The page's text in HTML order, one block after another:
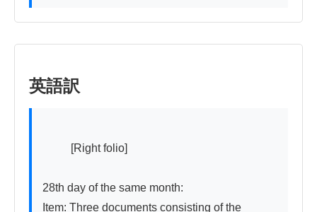
英語訳
28th day of the same month:
Item: Three documents consisting of the